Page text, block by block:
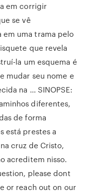
em corrigir
se vê
uma trama pelo
que revela
la um esquema é
mudar seu nome e
na … SINOPSE:
diferentes,
de forma
está prestes a
cruz de Cristo,
acreditem nisso.
please dont
or reach out on our